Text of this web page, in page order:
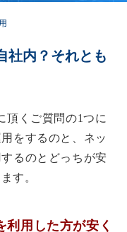
社内？それとも
頂くご質問の1つに
をするのと、ネッ
るのとどっちが安
す。
利用した方が安く